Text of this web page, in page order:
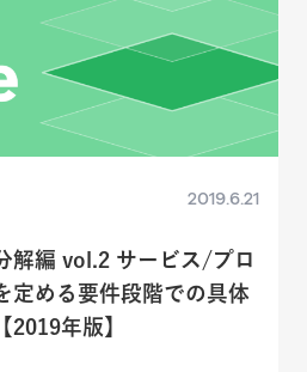
2019.6.21
解編 vol.2 サービス/プロ
定める要件段階での具体
2019年版】